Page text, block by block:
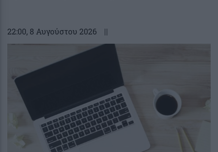
22:00, 8 Αυγούστου 2026 ||